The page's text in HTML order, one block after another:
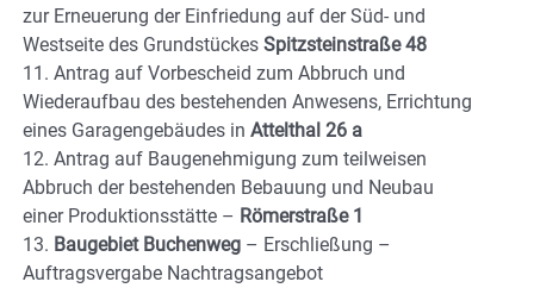
zur Erneuerung der Einfriedung auf der Süd- und
Westseite des Grundstückes Spitzsteinstraße 48
11. Antrag auf Vorbescheid zum Abbruch und
Wiederaufbau des bestehenden Anwesens, Errichtung
eines Garagengebäudes in Attelthal 26 a
12. Antrag auf Baugenehmigung zum teilweisen
Abbruch der bestehenden Bebauung und Neubau
einer Produktionsstätte – Römerstraße 1
13. Baugebiet Buchenweg – Erschließung –
Auftragsvergabe Nachtragsangebot